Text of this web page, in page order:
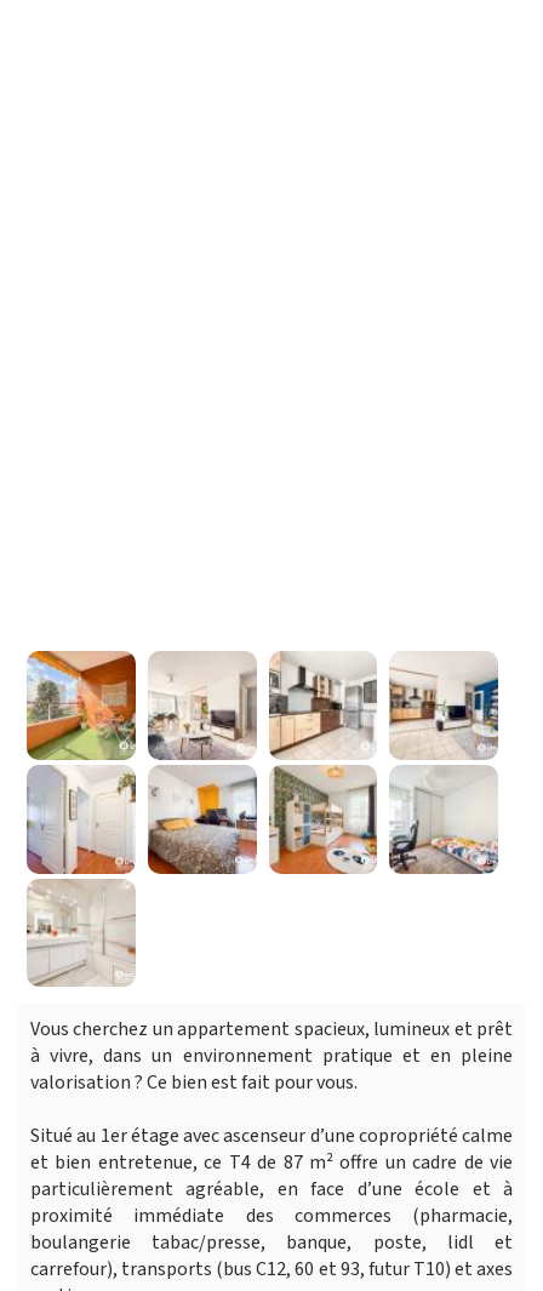
Vous cherchez un appartement spacieux, lumineux et prêt
à vivre, dans un environnement pratique et en pleine
valorisation ? Ce bien est fait pour vous.
Situé au 1er étage avec ascenseur d’une copropriété calme
et bien entretenue, ce T4 de 87 m² offre un cadre de vie
particulièrement agréable, en face d’une école et à
proximité immédiate des commerces (pharmacie,
boulangerie tabac/presse, banque, poste, lidl et
carrefour), transports (bus C12, 60 et 93, futur T10) et axes